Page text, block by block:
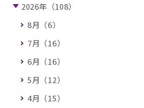
2026年（108）
8月（6）
7月（16）
6月（16）
5月（12）
4月（15）